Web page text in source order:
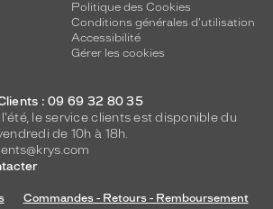
Politique des Cookies
Conditions générales d'utilisation
Accessibilité
Gérer les cookies
: 09 69 32 80 35
le service clients est disponible du
de 10h à 18h.
Commandes - Retours - Remboursement